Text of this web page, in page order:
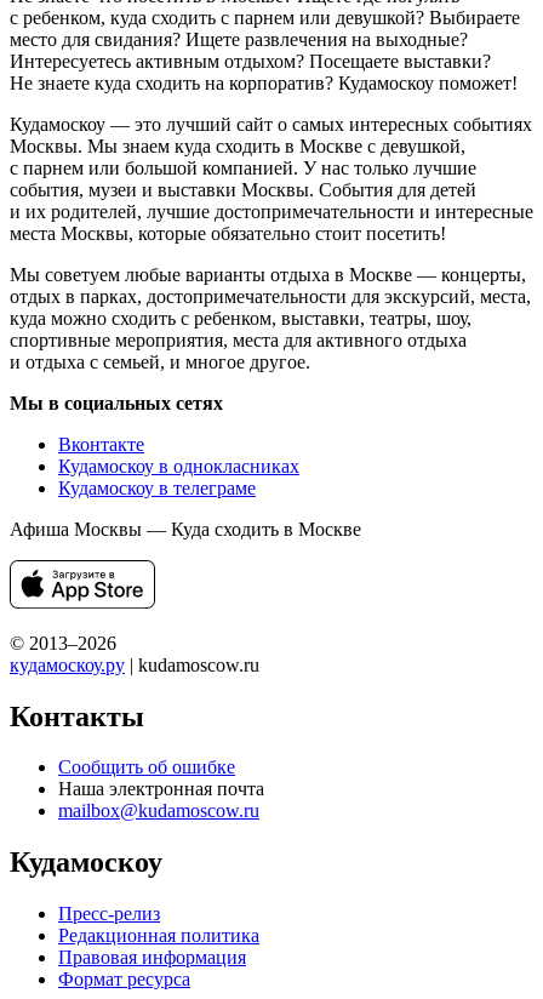
с ребенком, куда сходить с парнем или девушкой? Выбираете
место для свидания? Ищете развлечения на выходные?
Интересуетесь активным отдыхом? Посещаете выставки?
Не знаете куда сходить на корпоратив? Кудамоскоу поможет!
Кудамоскоу — это лучший сайт о самых интересных событиях
Москвы. Мы знаем куда сходить в Москве с девушкой,
с парнем или большой компанией. У нас только лучшие
события, музеи и выставки Москвы. События для детей
и их родителей, лучшие достопримечательности и интересные
места Москвы, которые обязательно стоит посетить!
Мы советуем любые варианты отдыха в Москве — концерты,
отдых в парках, достопримечательности для экскурсий, места,
куда можно сходить с ребенком, выставки, театры, шоу,
спортивные мероприятия, места для активного отдыха
и отдыха с семьей, и многое другое.
Мы в социальных сетях
Вконтакте
Кудамоскоу в однокласниках
Кудамоскоу в телеграме
Афиша Москвы — Куда сходить в Москве
© 2013–2026
кудамоскоу.ру | kudamoscow.ru
Контакты
Сообщить об ошибке
Наша электронная почта
mailbox@kudamoscow.ru
Кудамоскоу
Пресс-релиз
Редакционная политика
Правовая информация
Формат ресурса